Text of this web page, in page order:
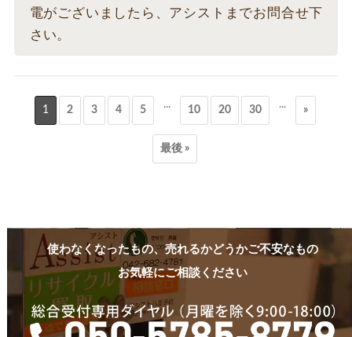
電がございましたら、アシストまでお問合せ下
さい。
1 2 3 4 5 ... 10 20 30 ... »
最後 »
使わなくなったもの、売れるかどうかご不安なもの
お気軽にご相談ください